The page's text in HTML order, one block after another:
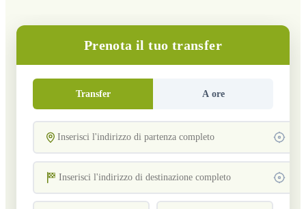
Prenota il tuo transfer
Transfer A ore